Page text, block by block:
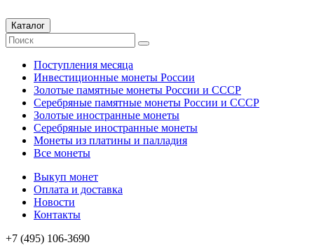
Каталог
Поступления месяца
Инвестиционные монеты России
Золотые памятные монеты России и СССР
Серебряные памятные монеты России и СССР
Золотые иностранные монеты
Серебряные иностранные монеты
Монеты из платины и палладия
Все монеты
Выкуп монет
Оплата и доставка
Новости
Контакты
+7 (495) 106-3690